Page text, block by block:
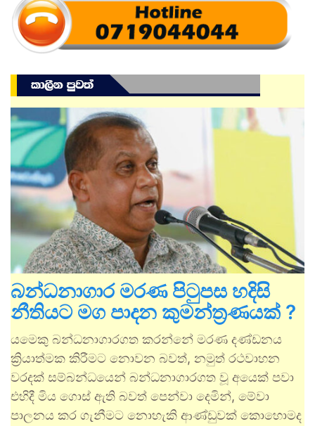
බන්ධනාගාර මරණ පිටුපස හදිසි
නීතියට මග පාදන කුමන්ත්‍රණයක් ?
යමෙකු බන්ධනාගාරගත කරන්නේ මරණ දණ්ඩනය
ක්‍රියාත්මක කිරීමට නොවන බවත්, නමුත් රථවාහන
වරදක් සම්බන්ධයෙන් බන්ධනාගාරගත වූ අයෙක් පවා
එහිදී මිය ගොස් ඇති බවත් පෙන්වා දෙමින්, මේවා
පාලනය කර ගැනීමට නොහැකි ආණ්ඩුවක් කොහොමද